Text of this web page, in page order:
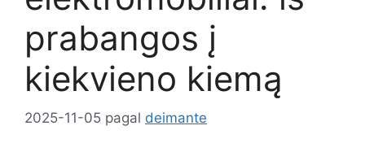
prabangos į
kiekvieno kiemą
2025-11-05 pagal deimante